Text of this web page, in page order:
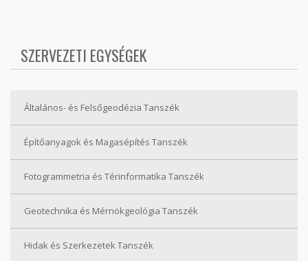
SZERVEZETI EGYSÉGEK
Általános- és Felsőgeodézia Tanszék
Építőanyagok és Magasépítés Tanszék
Fotogrammetria és Térinformatika Tanszék
Geotechnika és Mérnökgeológia Tanszék
Hidak és Szerkezetek Tanszék